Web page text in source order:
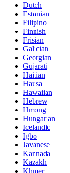
Dutch
Estonian
Filipino
Finnish
Frisian
Galician
Georgian
Gujarati
Haitian
Hausa
Hawaiian
Hebrew
Hmong
Hungarian
Icelandic
Igbo
Javanese
Kannada
Kazakh
Khmer